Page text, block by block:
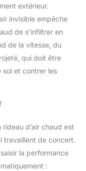
extérieur.
invisible empêche
de s’infiltrer en
de la vitesse, du
qui doit être
sol et contrer les
d’air chaud est
travaillent de concert.
la performance
: